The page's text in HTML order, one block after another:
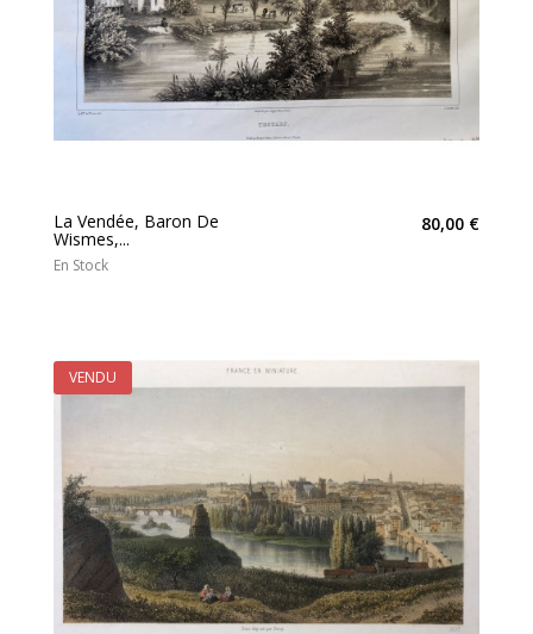
La Vendée, Baron De
Wismes,...
80,00 €
En Stock
VENDU